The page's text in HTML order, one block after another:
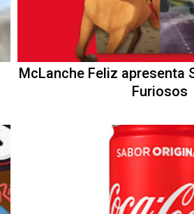
McLanche Feliz apresenta
Furiosos